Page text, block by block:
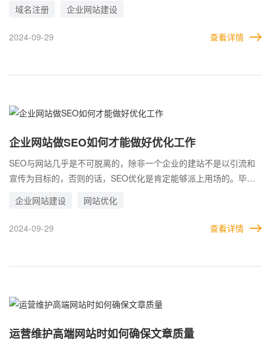
名就是其一。 很多人并不会把域名和网站优化挂上关系，但是一旦
要做优化，二者之间的联系可就多了去。域名的选择不是随意乱选
条框框类的注意事项，但总结起来只有一点，那就是这域名对谁影
虑他们的意见。
域名注册 企业网站建设
2024-09-29 查看详情
企业网站做SEO如何才能做好优化工作
SEO与网站几乎是不可脱离的，除非一个企业的建站不是以引流和
宣传为目标的，否则的话，SEO优化是肯定能够派上用场的。毕竟
SEO优化和其他工作一样，都存在进展和效果。网站优化并不是做
了就立马起效，而是有个阶段的过程。有的企业之所以不愿意做
那么就越有可能获得搜索引擎的好评，在后续的排名中会更加靠
提高转化。
企业网站建设 网站优化
2024-09-29 查看详情
运营维护高端网站时如何确保文章质量